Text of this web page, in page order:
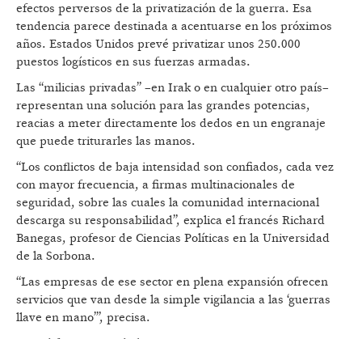
efectos perversos de la privatización de la guerra. Esa
tendencia parece destinada a acentuarse en los próximos
años. Estados Unidos prevé privatizar unos 250.000
puestos logísticos en sus fuerzas armadas.
Las “milicias privadas” –en Irak o en cualquier otro país–
representan una solución para las grandes potencias,
reacias a meter directamente los dedos en un engranaje
que puede triturarles las manos.
“Los conflictos de baja intensidad son confiados, cada vez
con mayor frecuencia, a firmas multinacionales de
seguridad, sobre las cuales la comunidad internacional
descarga su responsabilidad”, explica el francés Richard
Banegas, profesor de Ciencias Políticas en la Universidad
de la Sorbona.
“Las empresas de ese sector en plena expansión ofrecen
servicios que van desde la simple vigilancia a las ‘guerras
llave en mano’”, precisa.